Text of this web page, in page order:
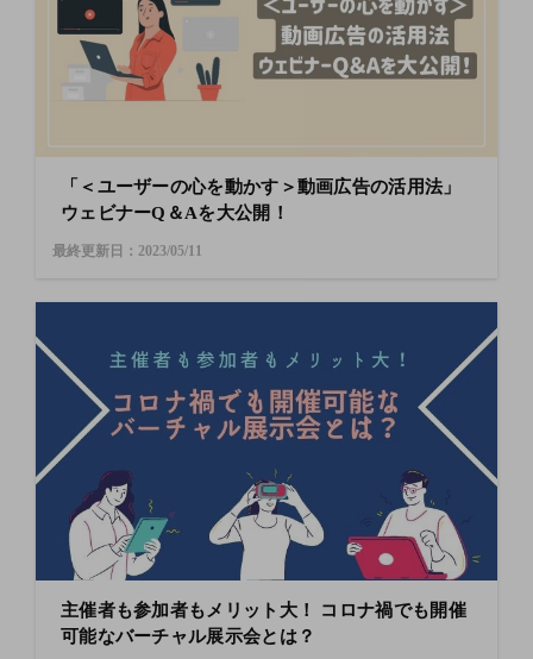
「＜ユーザーの心を動かす＞動画広告の活用法」
ウェビナーQ＆Aを大公開！
最終更新日：2023/05/11
主催者も参加者もメリット大！ コロナ禍でも開催
可能なバーチャル展示会とは？